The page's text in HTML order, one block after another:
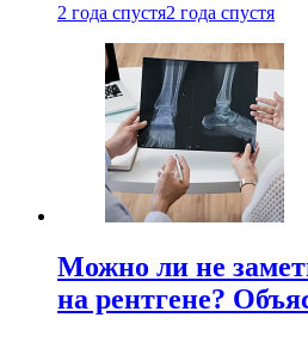
2 года спустя2 года спустя
Можно ли не
на рентгене?